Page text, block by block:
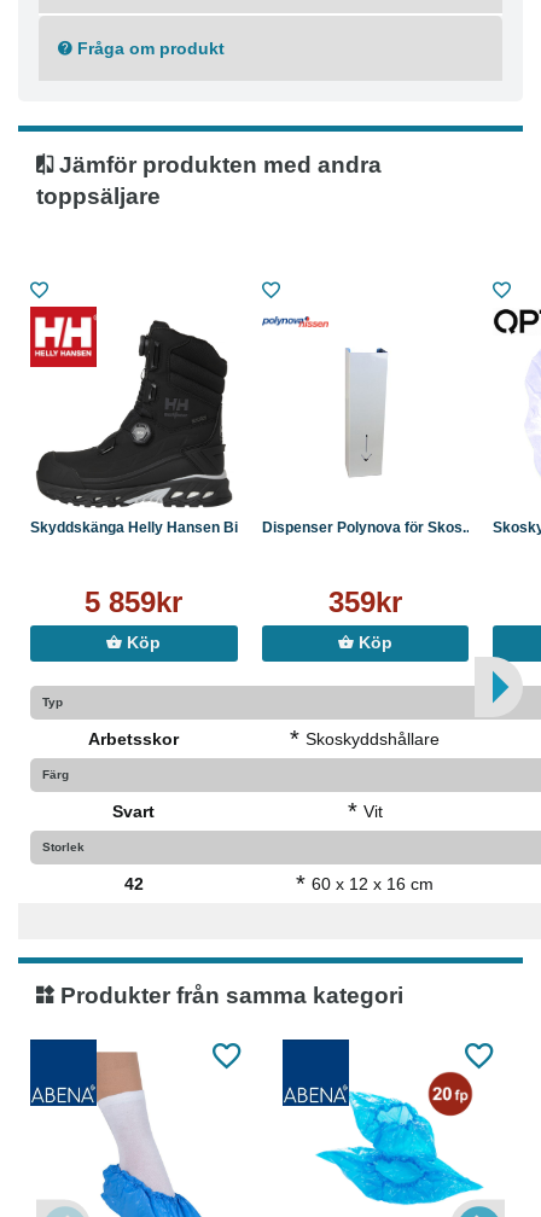
underlag
Reflexdetaljer för ökad synbarhet
Mikrofiber
Yttersula av EVA
Yttersula av Gummi
Fråga om produkt
Jämför produkten med andra
toppsäljare
Skyddskänga Helly Hansen Bi...
5 859kr
Köp
Dispenser Polynova för Skos...
359kr
Köp
Typ
Arbetsskor * Skoskyddshållare
Färg
Svart * Vit
Storlek
42 * 60 x 12 x 16 cm
Produkter från samma kategori